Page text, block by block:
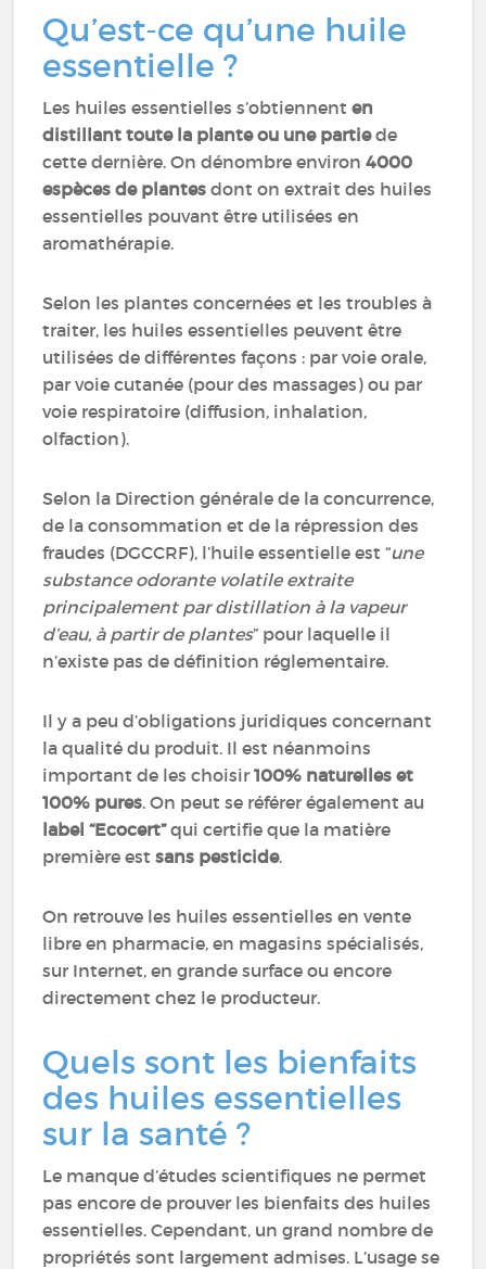
Qu’est-ce qu’une huile
essentielle ?
Les huiles essentielles s’obtiennenten
distillant toute la plante ou une partiede
cette dernière. On dénombre environ4000
espèces de plantes dont on extrait des huiles
essentielles pouvant être utilisées en
aromathérapie.
Selon les plantes concernées et les troubles à
traiter, les huiles essentielles peuvent être
utilisées de différentes façons : par voie orale,
par voie cutanée (pour des massages) ou par
voie respiratoire (diffusion, inhalation,
olfaction).
Selon la Direction générale de la concurrence,
de la consommation et de la répression des
fraudes (DGCCRF), l’huile essentielle est “une
substance odorante volatile extraite
principalement par distillation à la vapeur
d’eau, à partir de plantes” pour laquelle il
n’existe pas de définition réglementaire.
Il y a peu d’obligations juridiques concernant
la qualité du produit. Il est néanmoins
important de les choisir100% naturelles et
100% pures. On peut se référer également au
label “Ecocert”qui certifie que la matière
première estsans pesticide.
On retrouve les huiles essentielles en vente
libre en pharmacie, en magasins spécialisés,
sur Internet, en grande surface ou encore
directement chez le producteur.
Quels sont les bienfaits
des huiles essentielles
sur la santé ?
Le manque d’études scientifiques ne permet
pas encore de prouver les bienfaits des huiles
essentielles. Cependant, un grand nombre de
propriétés sont largement admises. L’usage se